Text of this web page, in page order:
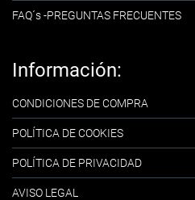
FAQ´s -PREGUNTAS FRECUENTES
Información:
CONDICIONES DE COMPRA
POLÍTICA DE COOKIES
POLÍTICA DE PRIVACIDAD
AVISO LEGAL